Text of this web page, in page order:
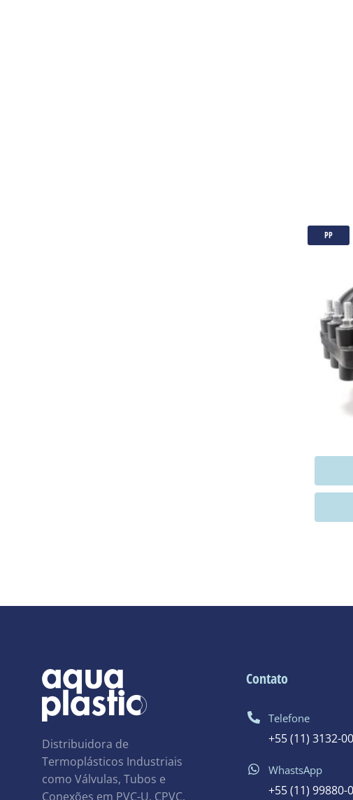
PP
Distribuidora de
Termoplásticos Industriais
como Válvulas, Tubos e
Conexões em PVC-U, CPVC,
Contato
Telefone
+55 (11) 3132-
WhastsApp
+55 (11) 99880-